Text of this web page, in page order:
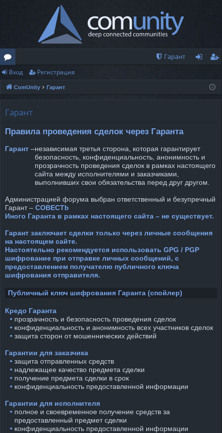
о
ру
Гарант
ис
Вход Регистрация
ComUnity Гарант
Гарант
Правила проведения сделок через Гаранта
Гарант –независимая третья сторона, которая гарантирует
безопасность, конфиденциальность, анонимность и
прозрачность проведения сделок в рамках настоящего
сайта между исполнителями и заказчиками,
выполнивших свои обязательства перед друг другом.
Администрацией форума выбран ответственный и безупречный
Гарант – COBECTb
Иного Гаранта в рамках настоящего сайта – не существует.
Гарант заключает сделки только через личные сообщения
на настоящем сайте.
Настоятельно рекомендуется использовать GPG / PGP
шифрование при отправке личных сообщений, с
предоставлением получателю публичного ключа
шифрования отправителя.
Публичный ключ шифрования Гаранта (спойлер)
Кредо Гаранта
⠀• прозрачность и безопасность проведения сделок
⠀• конфиденциальность и анонимность всех участников сделок
⠀• защита сторон от мошеннических действий
Гарантии для заказчика
⠀• защита отправленных средств
⠀• надлежащее качество предмета сделки
⠀• получение предмета сделки в срок
⠀• конфиденциальность предоставленной информации
Гарантии для исполнителя
⠀• полное и своевременное получение средств за
предоставленный предмет сделки
⠀• конфиденциальность предоставленной информации